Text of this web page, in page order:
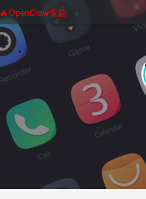
🔥OpenClaw专题